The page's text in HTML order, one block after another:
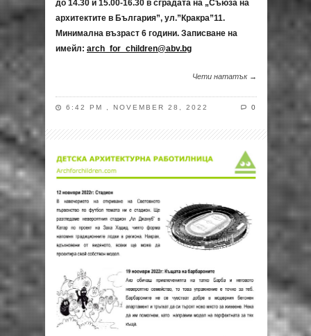
до 14.30 и 15.00-16.30 в сградата на „Съюза на
архитектите в България”, ул.”Кракра”11.
Минимална възраст 6 години. Записване на
имейл: arch_for_children@abv.bg
Чети нататък →
6:42 PM , NOVEMBER 28, 2022 0